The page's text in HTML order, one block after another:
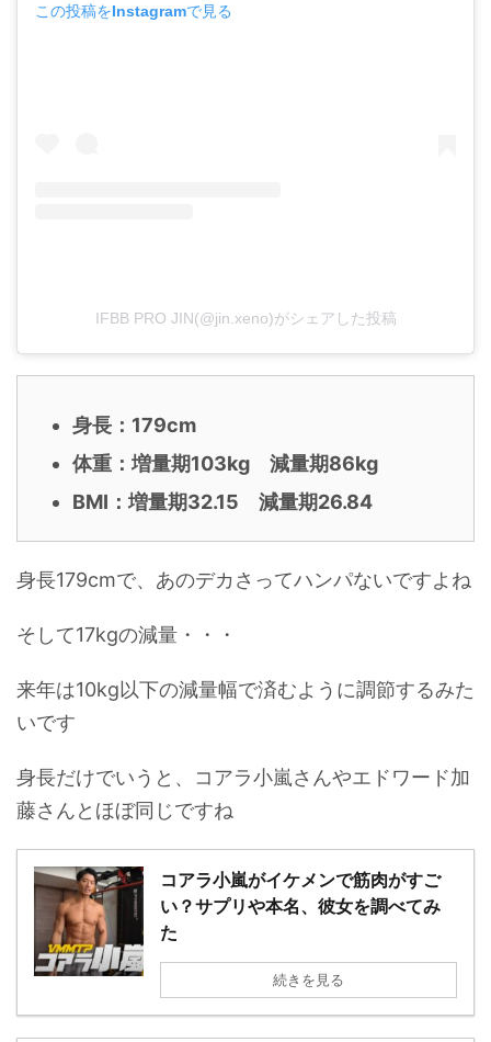
この投稿をInstagramで見る
IFBB PRO JIN(@jin.xeno)がシェアした投稿
身長：179cm
体重：増量期103kg 減量期86kg
BMI：増量期32.15 減量期26.84
身長179cmで、あのデカさってハンパないですよね
そして17kgの減量・・・
来年は10kg以下の減量幅で済むように調節するみた
いです
身長だけでいうと、コアラ小嵐さんやエドワード加
藤さんとほぼ同じですね
コアラ小嵐がイケメンで筋肉がすご
い？サプリや本名、彼女を調べてみ
た
続きを見る